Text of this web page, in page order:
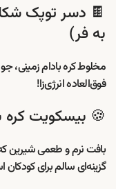
🍫 دسر توپک
به فر)
مخلوط کره بادام
فوق‌العاده انرژی‌زا!
🍪 بیسکویت کره
بافت نرم و طعمی شیرین
گزینه‌ای سالم برای